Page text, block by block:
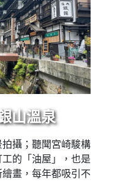
山溫泉
攝；聽聞宮崎駿構
的「油屋」，也是
畫，每年都吸引不